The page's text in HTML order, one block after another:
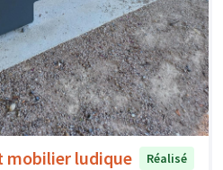
mobilier ludique
Réalisé